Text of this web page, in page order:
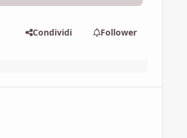
Condividi Follower